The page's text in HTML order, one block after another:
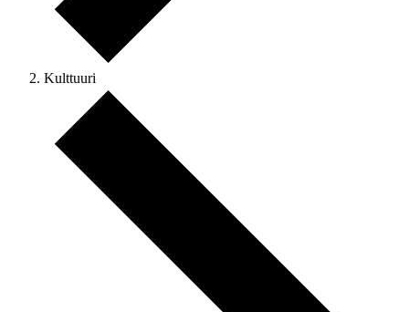
Kulttuuri